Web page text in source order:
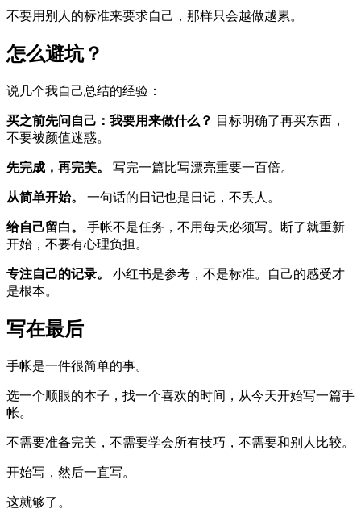
不要用别人的标准来要求自己，那样只会越做越累。
怎么避坑？
说几个我自己总结的经验：
买之前先问自己：我要用来做什么？ 目标明确了再买东西，
不要被颜值迷惑。
先完成，再完美。 写完一篇比写漂亮重要一百倍。
从简单开始。 一句话的日记也是日记，不丢人。
给自己留白。
手帐不是任务，不用每天必须写。断了就重新
开始，不要有心理负担。
专注自己的记录。
小红书是参考，不是标准。自己的感受才
是根本。
写在最后
手帐是一件很简单的事。
选一个顺眼的本子，找一个喜欢的时间，从今天开始写一篇手
帐。
不需要准备完美，不需要学会所有技巧，不需要和别人比较。
开始写，然后一直写。
这就够了。